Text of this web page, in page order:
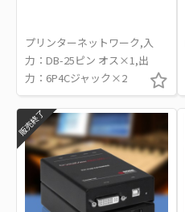
プリンターネットワーク,入
力：DB-25ピン オス×1,出
力：6P4Cジャック×2
販売終了